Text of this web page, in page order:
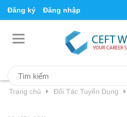
Đăng ký Đăng nhập
Trang chủ Đối Tác Tuyển Dụng